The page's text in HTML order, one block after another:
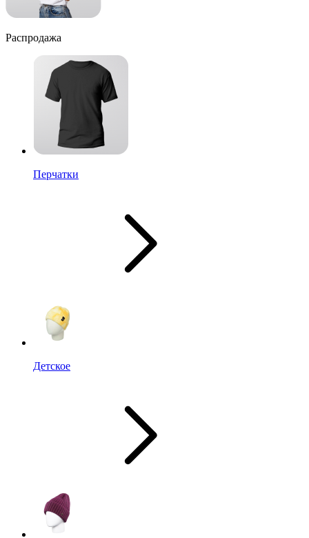
Распродажа
Перчатки
Детское